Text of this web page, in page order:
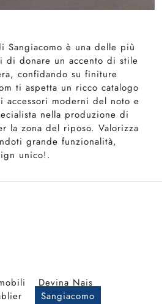
Sangiacomo è una delle più
di donare un accento di stile
confidando su finiture
ti aspetta un ricco catalogo
moderni del noto e
nella produzione di
la zona del riposo. Valorizza
grande funzionalità,
unico!.
Devina Nais
Sangiacomo